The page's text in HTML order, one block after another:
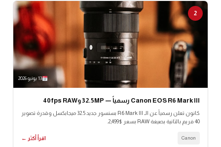
2
13 يونيو 2026
Canon EOS R6 Mark III رسمياً — 32.5MP و40fps RAW
كانون تعلن رسمياً عن الـ R6 Mark III بسنسور جديد 32.5 ميجابكسل وقدرة تصوير
40 فريم بالثانية بصيغة RAW بسعر $2,499.
Canon اقرأ أكثر ←